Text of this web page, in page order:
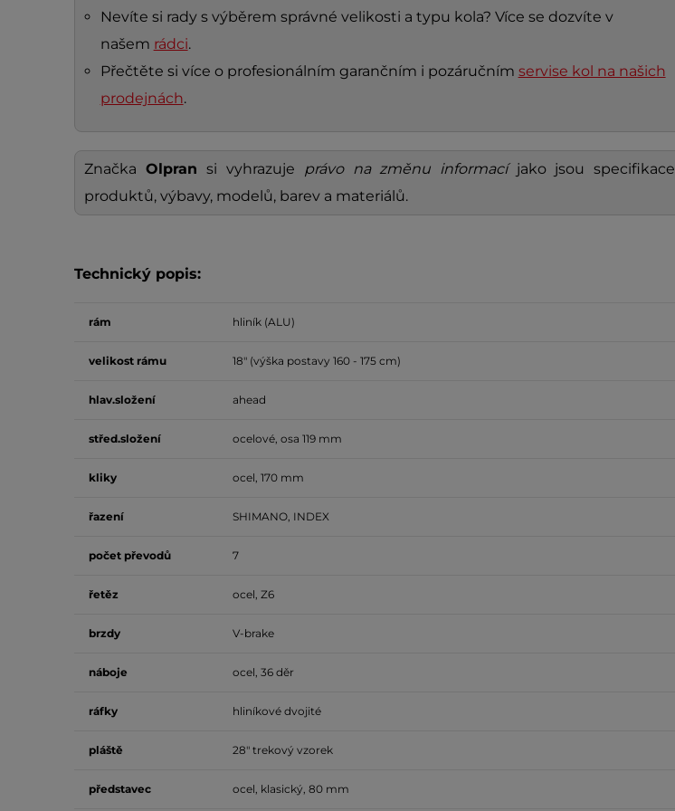
Nevíte si rady s výběrem správné velikosti a typu kola? Více se dozvíte v
našem rádci.
Přečtěte si více o profesionálním garančním i pozáručním servise kol na našich
prodejnách.
Značka Olpransi vyhrazuje právo na změnu informacíjako jsou specifikace
produktů, výbavy, modelů, barev a materiálů.
Technický popis:
rám hliník (ALU)
velikost rámu 18" (výška postavy 160 - 175 cm)
hlav.složení ahead
střed.složení ocelové, osa 119 mm
kliky ocel, 170 mm
řazení SHIMANO, INDEX
počet převodů 7
řetěz ocel, Z6
brzdy V-brake
náboje ocel, 36 děr
ráfky hliníkové dvojité
pláště 28" trekový vzorek
představec ocel, klasický, 80 mm